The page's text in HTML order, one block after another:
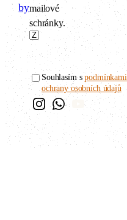
mailové
schránky.
Souhlasím spodmínkami
ochrany osobních údajů
by